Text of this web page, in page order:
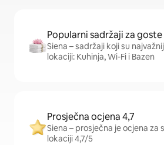
Popularni sadržaji za goste
Siena – sadržaji koji su
lokaciji: Kuhinja, Wi-Fi i Bazen
Prosječna ocjena 4,7
Siena – prosječna je ocjena za
lokaciji 4,7/5